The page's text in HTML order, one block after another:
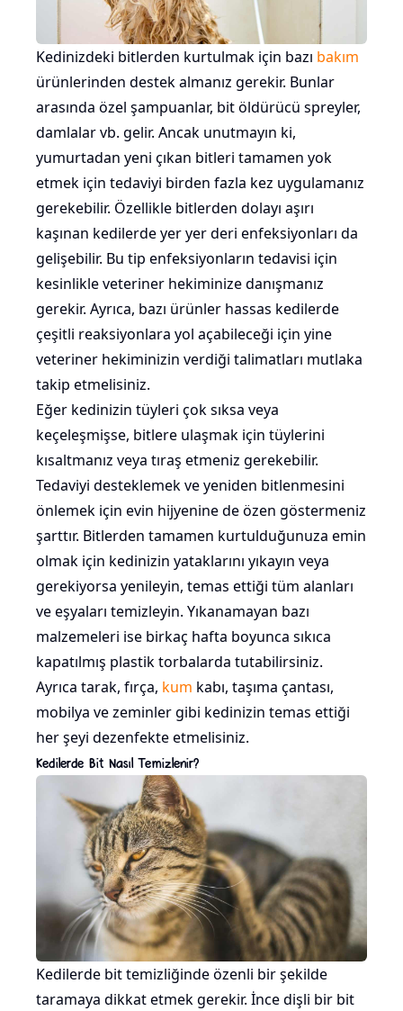
Kedinizdeki bitlerden kurtulmak için bazı bakım
ürünlerinden destek almanız gerekir. Bunlar
arasında özel şampuanlar, bit öldürücü spreyler,
damlalar vb. gelir. Ancak unutmayın ki,
yumurtadan yeni çıkan bitleri tamamen yok
etmek için tedaviyi birden fazla kez uygulamanız
gerekebilir. Özellikle bitlerden dolayı aşırı
kaşınan kedilerde yer yer deri enfeksiyonları da
gelişebilir. Bu tip enfeksiyonların tedavisi için
kesinlikle veteriner hekiminize danışmanız
gerekir. Ayrıca, bazı ürünler hassas kedilerde
çeşitli reaksiyonlara yol açabileceği için yine
veteriner hekiminizin verdiği talimatları mutlaka
takip etmelisiniz.
Eğer kedinizin tüyleri çok sıksa veya
keçeleşmişse, bitlere ulaşmak için tüylerini
kısaltmanız veya tıraş etmeniz gerekebilir.
Tedaviyi desteklemek ve yeniden bitlenmesini
önlemek için evin hijyenine de özen göstermeniz
şarttır. Bitlerden tamamen kurtulduğunuza emin
olmak için kedinizin yataklarını yıkayın veya
gerekiyorsa yenileyin, temas ettiği tüm alanları
ve eşyaları temizleyin. Yıkanamayan bazı
malzemeleri ise birkaç hafta boyunca sıkıca
kapatılmış plastik torbalarda tutabilirsiniz.
Ayrıca tarak, fırça, kum kabı, taşıma çantası,
mobilya ve zeminler gibi kedinizin temas ettiği
her şeyi dezenfekte etmelisiniz.
Kedilerde Bit Nasıl Temizlenir?
Kedilerde bit temizliğinde özenli bir şekilde
taramaya dikkat etmek gerekir. İnce dişli bir bit